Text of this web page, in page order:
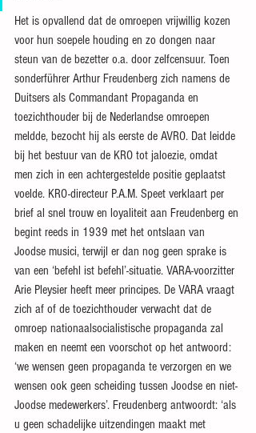
Het is opvallend dat de omroepen vrijwillig kozen
voor hun soepele houding en zo dongen naar
steun van de bezetter o.a. door zelfcensuur. Toen
sonderführer Arthur Freudenberg zich namens de
Duitsers als Commandant Propaganda en
toezichthouder bij de Nederlandse omroepen
meldde, bezocht hij als eerste de AVRO. Dat leidde
bij het bestuur van de KRO tot jaloezie, omdat
men zich in een achtergestelde positie geplaatst
voelde. KRO-directeur P.A.M. Speet verklaart per
brief al snel trouw en loyaliteit aan Freudenberg en
begint reeds in 1939 met het ontslaan van
Joodse musici, terwijl er dan nog geen sprake is
van een ‘befehl ist befehl’-situatie. VARA-voorzitter
Arie Pleysier heeft meer principes. De VARA vraagt
zich af of de toezichthouder verwacht dat de
omroep nationaalsocialistische propaganda zal
maken en neemt een voorschot op het antwoord:
‘we wensen geen propaganda te verzorgen en we
wensen ook geen scheiding tussen Joodse en niet-
Joodse medewerkers’. Freudenberg antwoordt: ‘als
u geen schadelijke uitzendingen maakt met